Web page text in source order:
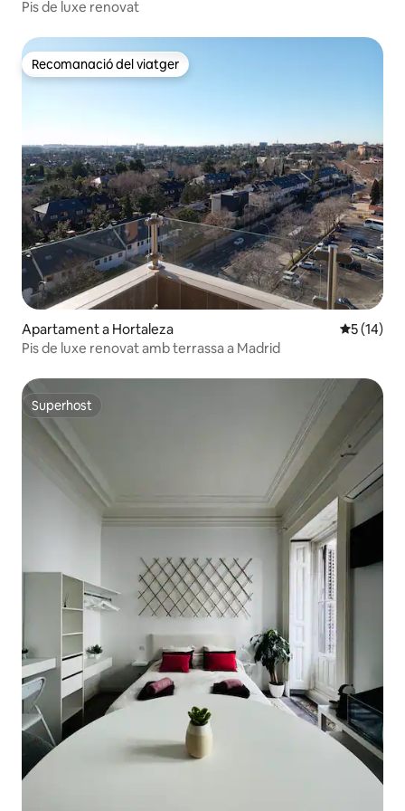
Pis de luxe renovat
Recomanació del viatger
Recomanació del viatger
Apartament a Hortaleza 5 de
5 (14)
Pis de luxe renovat amb terrassa a Madrid
Superhost
Superhost